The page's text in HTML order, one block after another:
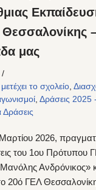
Θεσσαλονίκης
μας
το σχολείο
Δράσεις 2025
2026,
του 1ου Πρότυπου
Ανδρόνικος»
20ό ΓΕΛ